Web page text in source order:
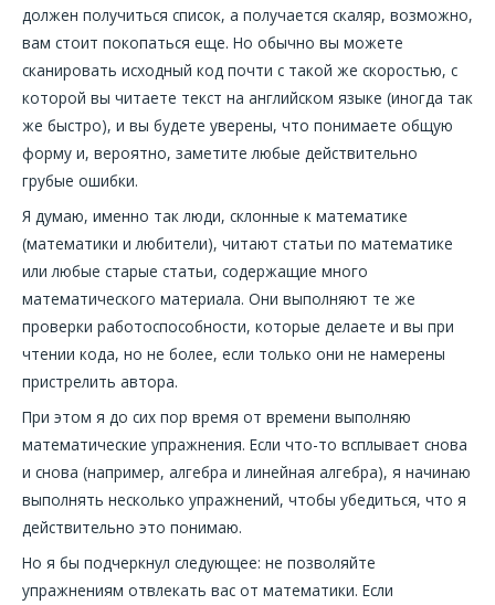
должен получиться список, а получается скаляр, возможно,
вам стоит покопаться еще. Но обычно вы можете
сканировать исходный код почти с такой же скоростью, с
которой вы читаете текст на английском языке (иногда так
же быстро), и вы будете уверены, что понимаете общую
форму и, вероятно, заметите любые действительно
грубые ошибки.
Я думаю, именно так люди, склонные к математике
(математики и любители), читают статьи по математике
или любые старые статьи, содержащие много
математического материала. Они выполняют те же
проверки работоспособности, которые делаете и вы при
чтении кода, но не более, если только они не намерены
пристрелить автора.
При этом я до сих пор время от времени выполняю
математические упражнения. Если что-то всплывает снова
и снова (например, алгебра и линейная алгебра), я начинаю
выполнять несколько упражнений, чтобы убедиться, что я
действительно это понимаю.
Но я бы подчеркнул следующее: не позволяйте
упражнениям отвлекать вас от математики. Если